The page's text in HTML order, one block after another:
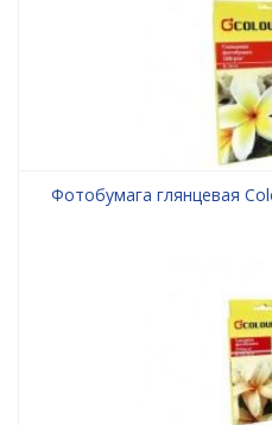
Фотобумага глянцевая